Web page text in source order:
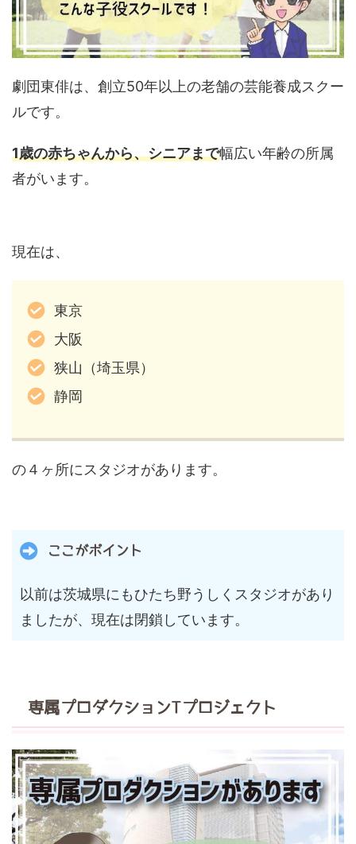
劇団東俳は、創立50年以上の老舗の芸能養成スクー
ルです。
1歳の赤ちゃんから、シニアまで幅広い年齢の所属
者がいます。
現在は、
東京
大阪
狭山（埼玉県）
静岡
の４ヶ所にスタジオがあります。
ここがポイント
以前は茨城県にもひたち野うしくスタジオがあり
ましたが、現在は閉鎖しています。
専属プロダクションTプロジェクト